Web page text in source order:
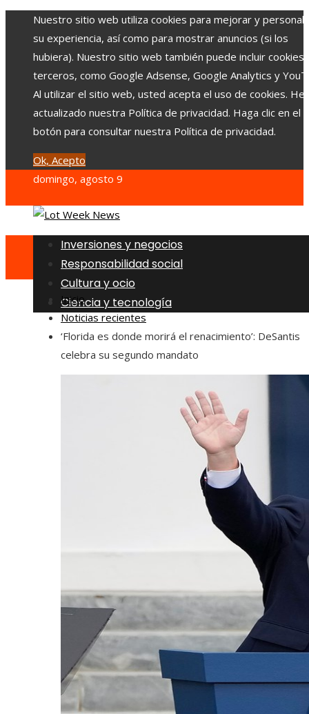
Nuestro sitio web utiliza cookies para mejorar y
su experiencia, así como para mostrar anuncios (si los
hubiera). Nuestro sitio web también puede incluir cookies
terceros, como Google Adsense, Google Analytics y
Al utilizar el sitio web, usted acepta el uso de cookies.
actualizado nuestra Política de privacidad. Haga clic en el
botón para consultar nuestra Política de privacidad.
Ok, Acepto
domingo, agosto 9
Inversiones y negocios
Responsabilidad social
Cultura y ocio
Ciencia y tecnología
Inicio
Noticias recientes
‘Florida es donde morirá el renacimiento’: DeSantis
celebra su segundo mandato